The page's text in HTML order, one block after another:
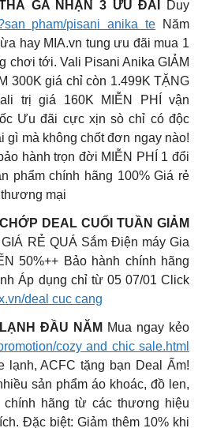
GA NHẬN 3 ƯU ĐÃI
Duy
pham/pisani anika te Năm
hay MIA.vn tung ưu đãi mua 1
chơi tới. Vali Pisani Anika GIẢM
300K giá chỉ còn 1.499K TẶNG
trị giá 160K MIỄN PHÍ vận
Ưu đãi cực xịn sò chỉ có độc
gì mà không chốt đơn ngay nào!
hành trọn đời MIỄN PHÍ 1 đổi
phẩm chính hãng 100% Giá rẻ
mại
DEAL CUỐI TUẦN GIẢM
GIÁ RẺ QUÁ Sắm Điện máy Gia
50%++ Bảo hành chính hãng
Áp dụng chỉ từ 05 07/01 Click
deal cuc cang
ĐẦU NĂM Mua ngay kẻo
cozy and chic sale.html
lạnh, ACFC tặng bạn Deal Ấm!
sản phẩm áo khoác, đồ len,
hãng từ các thương hiệu
Đặc biệt: Giảm thêm 10% khi